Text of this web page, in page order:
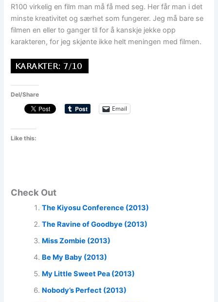
R100 virkelig en film man må få med seg. Her får man i det
minste kreativitet og særhet som fungerer. Jeg må bare se
filmen en eller to ganger til for å kanskje jekke opp
karakteren, for jeg skjønte ikke helt meningen med filmen.
Del/Share
Email
Like this:
Check Out
The Kiyosu Conference (2013)
The Ravine of Goodbye (2013)
Miss Zombie (2013)
Be My Baby (2013)
My Little Sweet Pea (2013)
Nobody’s Perfect (2013)